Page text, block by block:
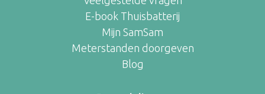
E-book Thuisbatterij
Mijn SamSam
Meterstanden doorgeven
Blog